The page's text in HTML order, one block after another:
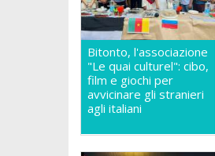
Bitonto, l'associazione
"Le quai culturel": cibo,
film e giochi per
avvicinare gli stranieri
agli italiani